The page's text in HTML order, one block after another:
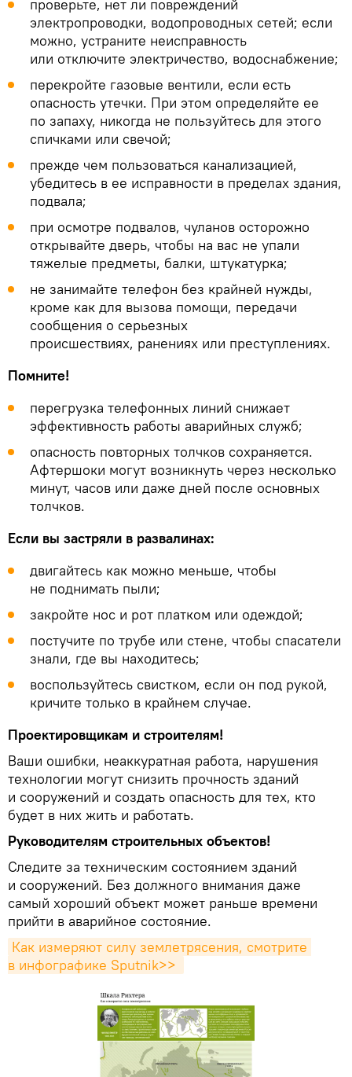
проверьте, нет ли повреждений
электропроводки, водопроводных сетей; если
можно, устраните неисправность
или отключите электричество, водоснабжение;
перекройте газовые вентили, если есть
опасность утечки. При этом определяйте ее
по запаху, никогда не пользуйтесь для этого
спичками или свечой;
прежде чем пользоваться канализацией,
убедитесь в ее исправности в пределах здания,
подвала;
при осмотре подвалов, чуланов осторожно
открывайте дверь, чтобы на вас не упали
тяжелые предметы, балки, штукатурка;
не занимайте телефон без крайней нужды,
кроме как для вызова помощи, передачи
сообщения о серьезных
происшествиях, ранениях или преступлениях.
Помните!
перегрузка телефонных линий снижает
эффективность работы аварийных служб;
опасность повторных толчков сохраняется.
Афтершоки могут возникнуть через несколько
минут, часов или даже дней после основных
толчков.
Если вы застряли в развалинах:
двигайтесь как можно меньше, чтобы
не поднимать пыли;
закройте нос и рот платком или одеждой;
постучите по трубе или стене, чтобы спасатели
знали, где вы находитесь;
воспользуйтесь свистком, если он под рукой,
кричите только в крайнем случае.
Проектировщикам и строителям!
Ваши ошибки, неаккуратная работа, нарушения
технологии могут снизить прочность зданий
и сооружений и создать опасность для тех, кто
будет в них жить и работать.
Руководителям строительных объектов!
Следите за техническим состоянием зданий
и сооружений. Без должного внимания даже
самый хороший объект может раньше времени
прийти в аварийное состояние.
Как измеряют силу землетрясения, смотрите
в инфографике Sputnik>>